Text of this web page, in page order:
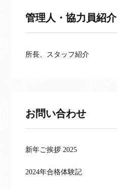
管理人・協力員紹介
所長、スタッフ紹介
お問い合わせ
新年ご挨拶 2025
2024年合格体験記